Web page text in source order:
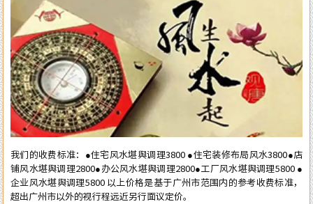
我们的收费标准：●住宅风水堪舆调理3800 ●住宅装修布局风水3800●店
铺风水堪舆调理2800●办公风水堪舆调理2800●工厂风水堪舆调理5800 ●
企业风水堪舆调理5800 以上价格是基于广州市范围内的参考收费标准，
超出广州市以外的视行程远近另行面议定价。